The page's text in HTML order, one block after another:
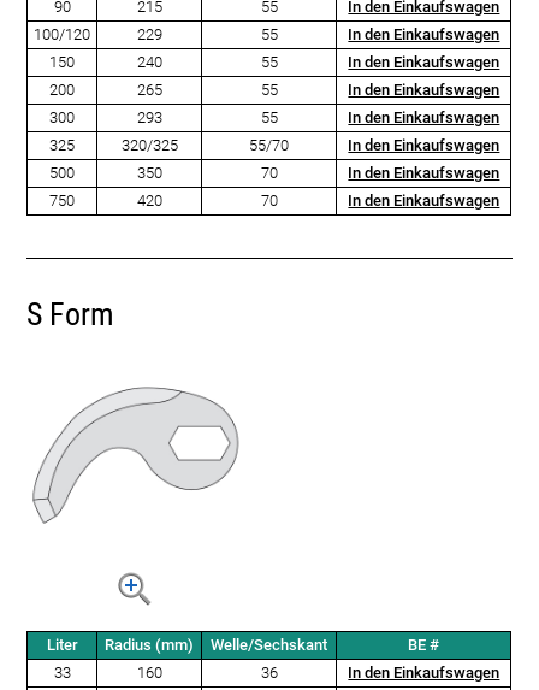
90
215 55
In den Einkaufswagen
100/120
229 55
In den Einkaufswagen
150
240 55
In den Einkaufswagen
200
265 55
In den Einkaufswagen
300
293 55
In den Einkaufswagen
325
320/325 55/70
In den Einkaufswagen
500
350 70
In den Einkaufswagen
750
420 70 In den Einkaufswagen
S Form
Liter Radius (mm) Welle/Sechskant
BE #
33
160 36
In den Einkaufswagen